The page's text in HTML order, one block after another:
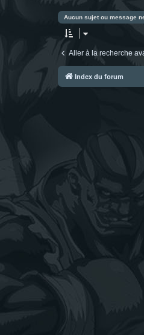
Aucun sujet ou message
Aller à la recherche
Index du forum